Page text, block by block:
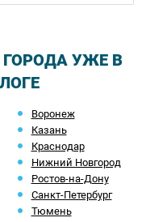
ГОРОДА УЖЕ В
Воронеж
Казань
Краснодар
Нижний Новгород
Ростов-на-Дону
Санкт-Петербург
Тюмень